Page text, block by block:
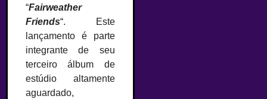
“Fairweather
Friends“. Este
lançamento é parte
integrante de seu
terceiro álbum de
estúdio altamente
aguardado,